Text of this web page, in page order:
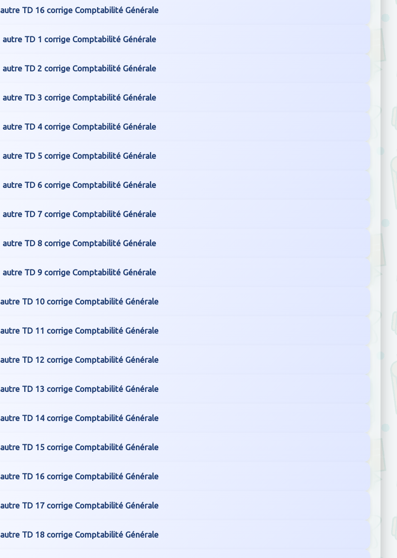
autre TD 16 corrige Comptabilité Générale
autre TD 1 corrige Comptabilité Générale
autre TD 2 corrige Comptabilité Générale
autre TD 3 corrige Comptabilité Générale
autre TD 4 corrige Comptabilité Générale
autre TD 5 corrige Comptabilité Générale
autre TD 6 corrige Comptabilité Générale
autre TD 7 corrige Comptabilité Générale
autre TD 8 corrige Comptabilité Générale
autre TD 9 corrige Comptabilité Générale
autre TD 10 corrige Comptabilité Générale
autre TD 11 corrige Comptabilité Générale
autre TD 12 corrige Comptabilité Générale
autre TD 13 corrige Comptabilité Générale
autre TD 14 corrige Comptabilité Générale
autre TD 15 corrige Comptabilité Générale
autre TD 16 corrige Comptabilité Générale
autre TD 17 corrige Comptabilité Générale
autre TD 18 corrige Comptabilité Générale